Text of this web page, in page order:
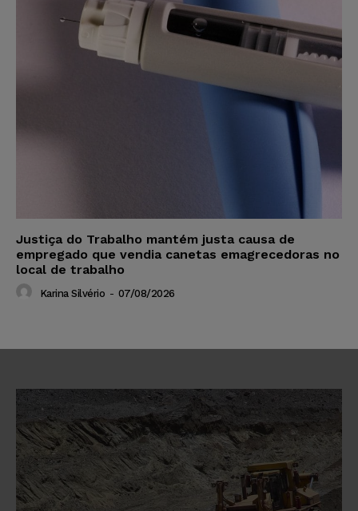
Justiça do Trabalho mantém justa causa de
empregado que vendia canetas emagrecedoras no
local de trabalho
Karina Silvério - 07/08/2026